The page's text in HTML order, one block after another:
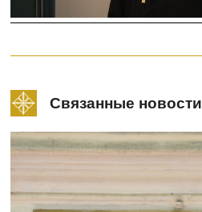
Связанные новости